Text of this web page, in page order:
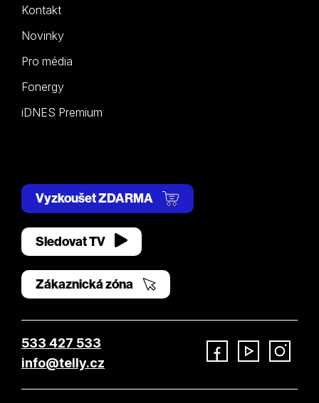
Kontakt
Novinky
Pro média
Fonergy
iDNES Premium
Vyzkoušet ZDARMA
Sledovat TV
Zákaznická zóna
533 427 533
info@telly.cz